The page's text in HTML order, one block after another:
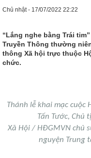
Chủ nhật - 17/07/2022 22:22
“Lắng nghe bằng Trái
Truyền Thông thường
thông Xã hội trực thuộc
chức.
Thánh lễ khai mạc cuộc
Tấn Tước, Chủ
Xã Hội / HĐGMVN chủ
nguyện Trung